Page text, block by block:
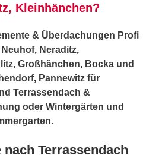
Kleinhänchen?
& Überdachungen Profi
Neraditz,
Großhänchen, Bocka und
Pannewitz für
Terrassendach &
oder Wintergärten und
Terrassendach